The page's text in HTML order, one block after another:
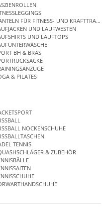
FÜR FITNESS- UND
UND LAUFWESTEN
UND LAUFTOPS
BH & BRAS
& PILATES
NOCKENSCHUHE
TENNIS
& ZUBEHÖR